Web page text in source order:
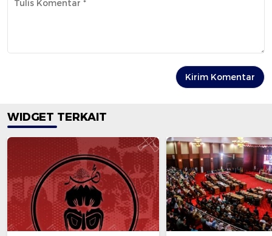
WIDGET TERKAIT